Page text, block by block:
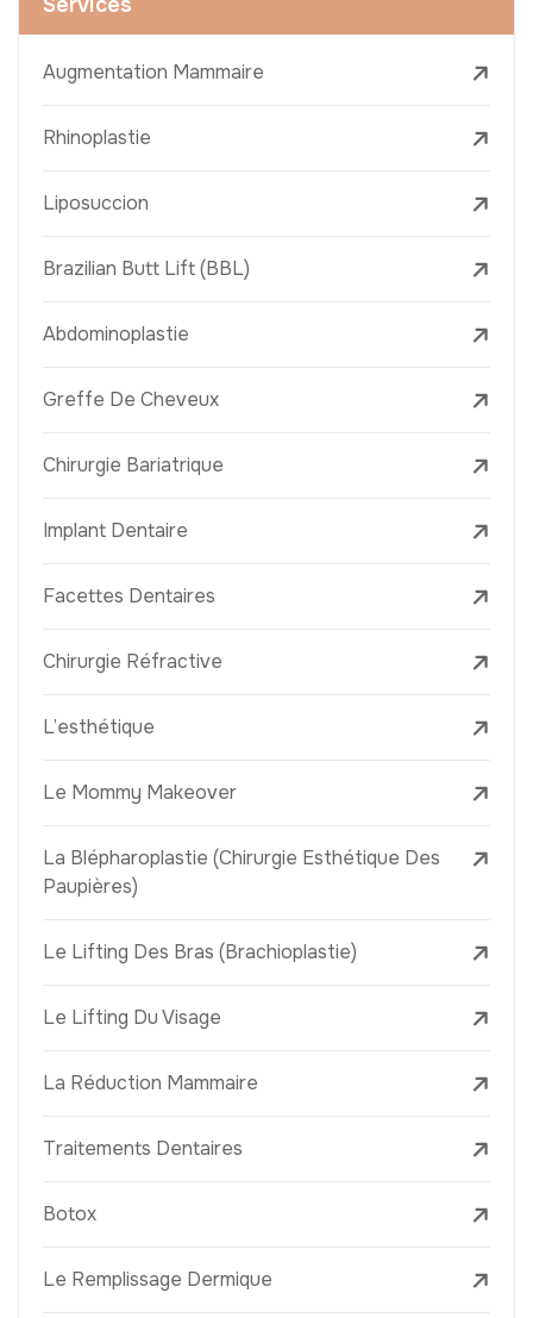
Services
Augmentation Mammaire
Rhinoplastie
Liposuccion
Brazilian Butt Lift (BBL)
Abdominoplastie
Greffe De Cheveux
Chirurgie Bariatrique
Implant Dentaire
Facettes Dentaires
Chirurgie Réfractive
L’esthétique
Le Mommy Makeover
La Blépharoplastie (Chirurgie Esthétique Des
Paupières)
Le Lifting Des Bras (Brachioplastie)
Le Lifting Du Visage
La Réduction Mammaire
Traitements Dentaires
Botox
Le Remplissage Dermique